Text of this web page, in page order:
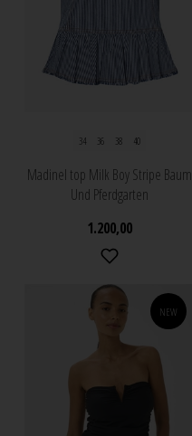
34 36 38 40
Madinel top Milk Boy Stripe Baum
Und Pferdgarten
1.200,00
NEW